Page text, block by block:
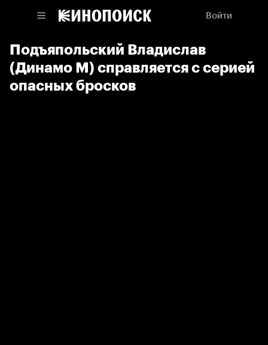
Войти
Подъяпольский Владислав
(Динамо М) справляется с серией
опасных бросков